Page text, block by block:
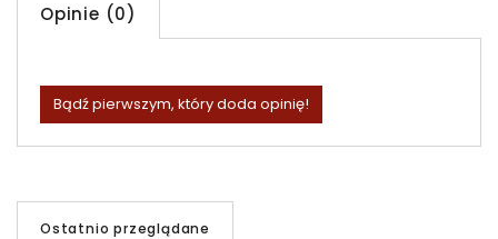
Opinie (0)
Bądź pierwszym, który doda opinię!
Ostatnio przeglądane